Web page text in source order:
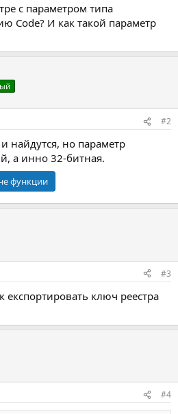
с параметром типа
Code? И как такой параметр
#2
найдутся, но параметр
а инно 32-битная.
функции
#3
експортировать ключ реестра
#4